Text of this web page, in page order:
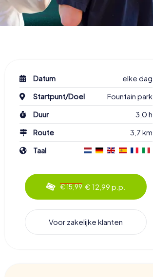
Datum
elke dag
Startpunt/Doel
Fountain park
Duur
3,0 h
Route
3,7 km
Taal
€ 15,99 € 12,99 p.p.
Voor zakelijke klanten